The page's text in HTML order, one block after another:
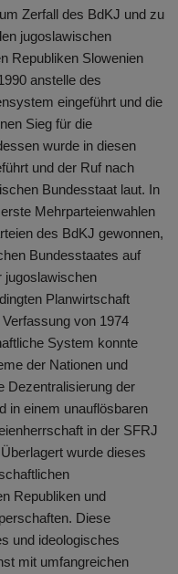
Zerfall des BdKJ und zu
jugoslawischen
Republiken Slowenien
anstelle des
eingeführt und die
Sieg für die
wurde in diesen
und der Ruf nach
Bundesstaat laut. In
Mehrparteienwahlen
des BdKJ gewonnen,
Bundesstaates auf
jugoslawischen
Planwirtschaft
von 1974
System konnte
der Nationen und
Dezentralisierung der
in einem unauflösbaren
in der SFRJ
wurde dieses
Republiken und
Diese
und ideologisches
mit umfangreichen